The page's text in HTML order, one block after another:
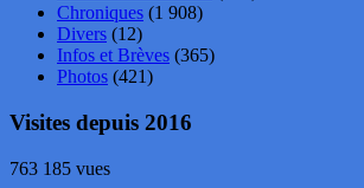
Chroniques (1 908)
Divers (12)
Infos et Brèves (365)
Photos (421)
Visites depuis 2016
763 185 vues